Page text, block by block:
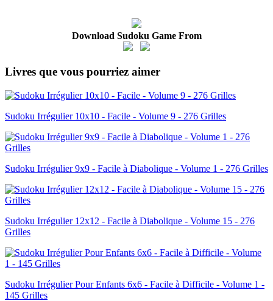
Download Sudoku Game From
Livres que vous pourriez aimer
Sudoku Irrégulier 10x10 - Facile - Volume 9 - 276 Grilles
Sudoku Irrégulier 9x9 - Facile à Diabolique - Volume 1 - 276 Grilles
Sudoku Irrégulier 12x12 - Facile à Diabolique - Volume 15 - 276
Grilles
Sudoku Irrégulier Pour Enfants 6x6 - Facile à Difficile - Volume 1 -
145 Grilles